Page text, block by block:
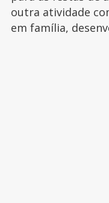
outra atividade
em família,